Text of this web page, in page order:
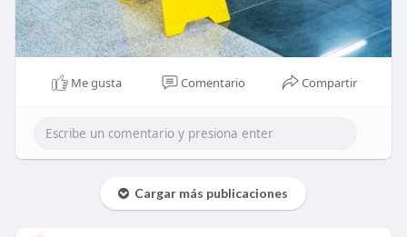
Me gusta Comentario Compartir
Cargar más publicaciones